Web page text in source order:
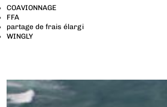
COAVIONNAGE
FFA
partage de frais élargi
WINGLY